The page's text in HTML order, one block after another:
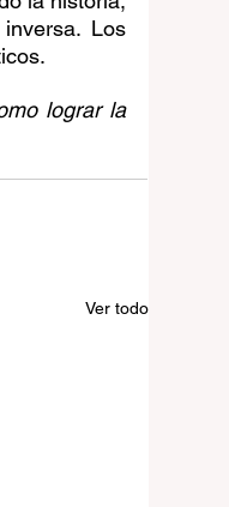
Los
lograr la
Ver todo